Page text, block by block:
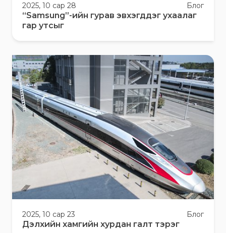
2025, 10 сар 28 Блог
“Samsung”-ийн гурав эвхэгддэг ухаалаг
гар утсыг
2025, 10 сар 23 Блог
Дэлхийн хамгийн хурдан галт тэрэг